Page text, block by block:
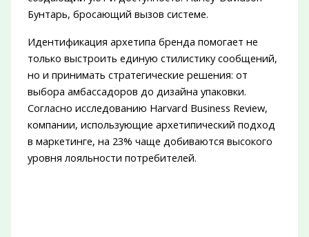
Бунтарь, бросающий вызов системе.
Идентификация архетипа бренда помогает не
только выстроить единую стилистику сообщений,
но и принимать стратегические решения: от
выбора амбассадоров до дизайна упаковки.
Согласно исследованию Harvard Business Review,
компании, использующие архетипический подход
в маркетинге, на 23% чаще добиваются высокого
уровня лояльности потребителей.